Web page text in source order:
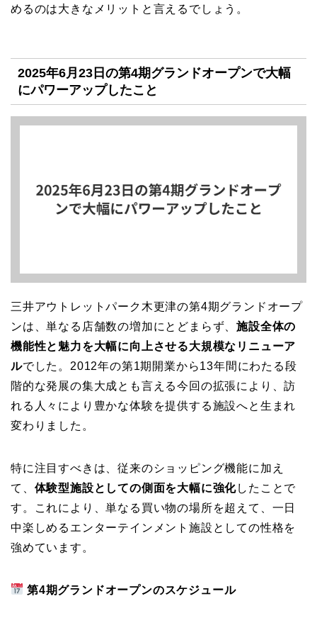
めるのは大きなメリットと言えるでしょう。
2025年6月23日の第4期グランドオープンで大幅
にパワーアップしたこと
三井アウトレットパーク木更津の第4期グランドオープ
ンは、単なる店舗数の増加にとどまらず、施設全体の
機能性と魅力を大幅に向上させる大規模なリニューア
ルでした。2012年の第1期開業から13年間にわたる段
階的な発展の集大成とも言える今回の拡張により、訪
れる人々により豊かな体験を提供する施設へと生まれ
変わりました。
特に注目すべきは、従来のショッピング機能に加え
て、 体験型施設としての側面を大幅に強化したことで
す。これにより、単なる買い物の場所を超えて、一日
中楽しめるエンターテインメント施設としての性格を
強めています。
第4期グランドオープンのスケジュール